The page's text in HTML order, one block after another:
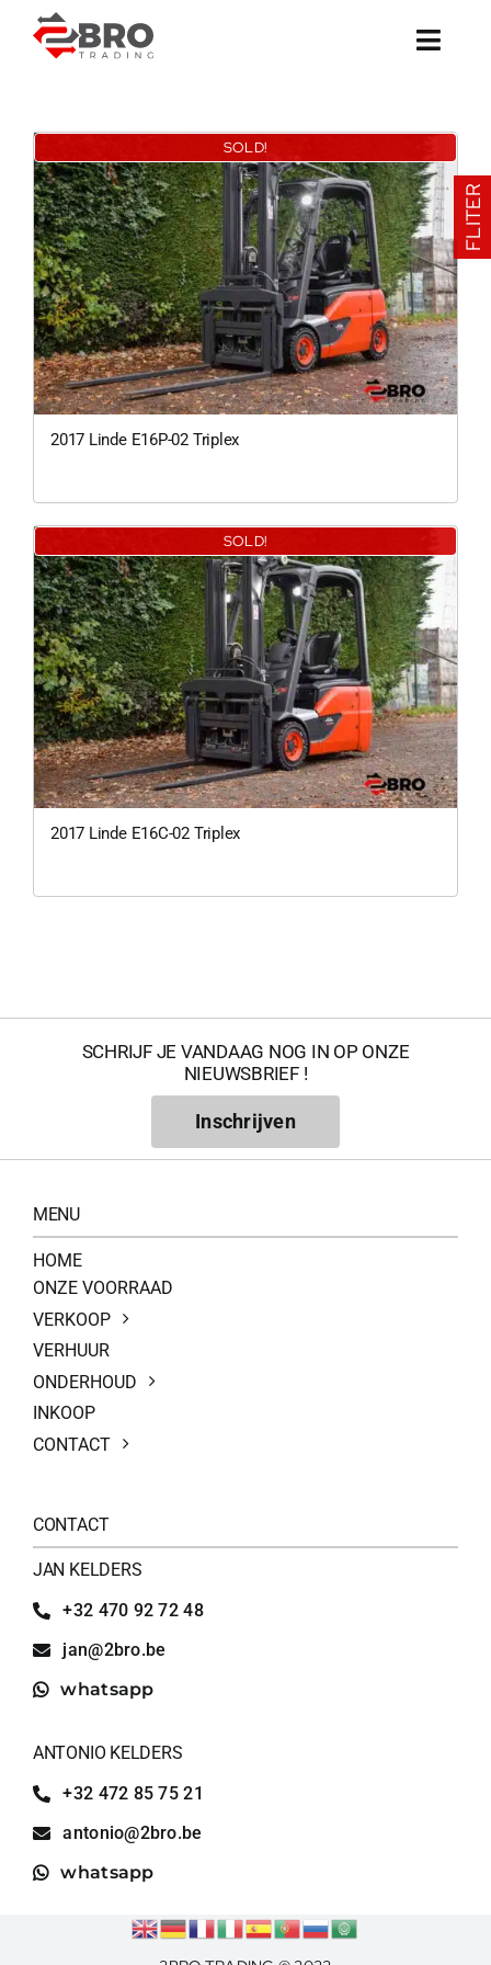
naar
inhoud
SOLD!
2017 Linde E16P-02 Triplex
SOLD!
2017 Linde E16C-02 Triplex
SCHRIJF JE VANDAAG NOG IN OP ONZE
NIEUWSBRIEF !
Inschrijven
MENU
HOME
ONZE VOORRAAD
VERKOOP
VERHUUR
ONDERHOUD
INKOOP
CONTACT
CONTACT
JAN KELDERS
+32 470 92 72 48
jan@2bro.be
whatsapp
ANTONIO KELDERS
+32 472 85 75 21
antonio@2bro.be
whatsapp
FLITER
200Kg =